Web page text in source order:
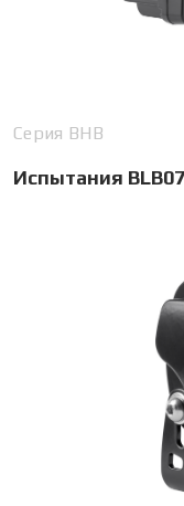
Серия BHB
Испытания